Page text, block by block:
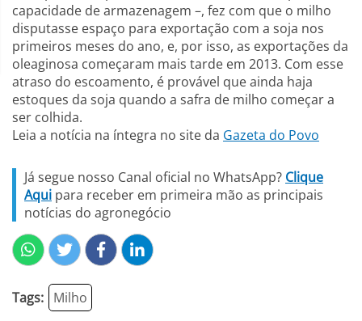
capacidade de armazenagem –, fez com que o milho
disputasse espaço para exportação com a soja nos
primeiros meses do ano, e, por isso, as exportações da
oleaginosa começaram mais tarde em 2013. Com esse
atraso do escoamento, é provável que ainda haja
estoques da soja quando a safra de milho começar a
ser colhida.
Leia a notícia na íntegra no site da Gazeta do Povo
Já segue nosso Canal oficial no WhatsApp? Clique
Aqui para receber em primeira mão as principais
notícias do agronegócio
Tags: Milho